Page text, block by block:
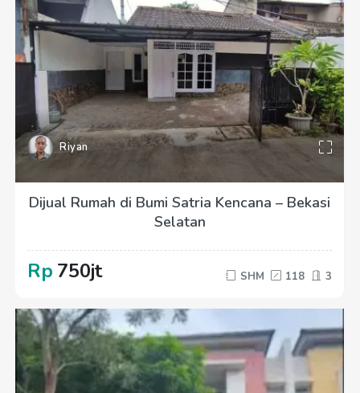
Riyan
Dijual Rumah di Bumi Satria Kencana – Bekasi
Selatan
Rp 750jt SHM 118 3